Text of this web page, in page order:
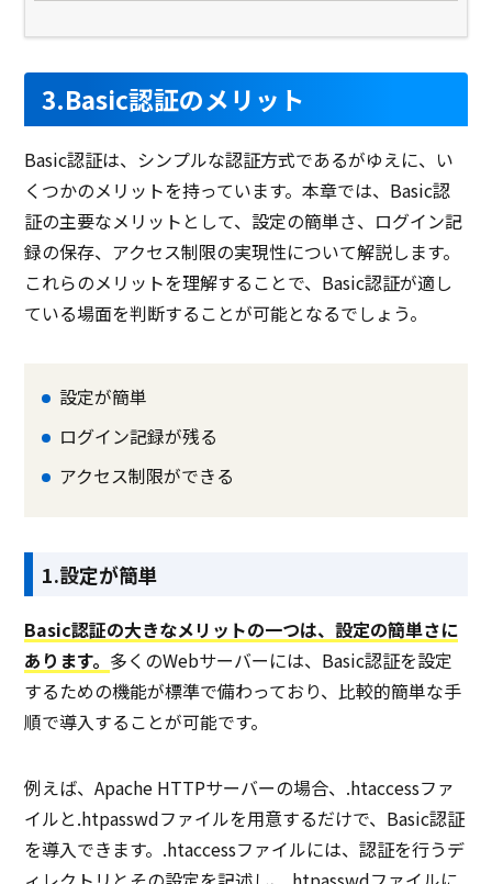
クロスサイトスクリプティ
ング
サービス資料
無料ダウンロード
3.Basic認証のメリット
Basic認証は、シンプルな認証方式であるがゆえに、い
くつかのメリットを持っています。本章では、Basic認
証の主要なメリットとして、設定の簡単さ、ログイン記
録の保存、アクセス制限の実現性について解説します。
これらのメリットを理解することで、Basic認証が適し
ている場面を判断することが可能となるでしょう。
設定が簡単
ログイン記録が残る
アクセス制限ができる
1.設定が簡単
Basic認証の大きなメリットの一つは、設定の簡単さに
あります。 多くのWebサーバーには、Basic認証を設定
するための機能が標準で備わっており、比較的簡単な手
順で導入することが可能です。
例えば、Apache HTTPサーバーの場合、.htaccessファ
イルと.htpasswdファイルを用意するだけで、Basic認証
を導入できます。.htaccessファイルには、認証を行うデ